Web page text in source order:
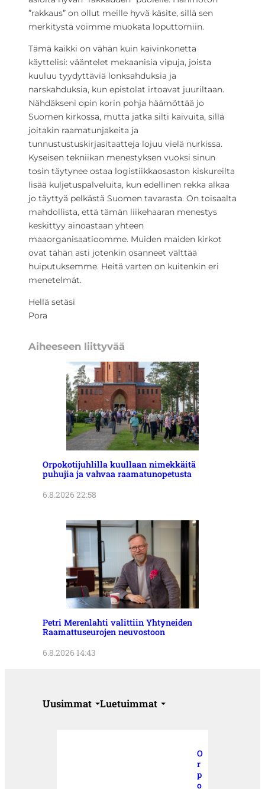
”rakkaus” on ollut meille hyvä käsite, sillä sen
merkitystä voimme muokata loputtomiin.
Tämä kaikki on vähän kuin kaivinkonetta
käyttelisi: vääntelet mekaanisia vipuja, joista
kuuluu tyydyttäviä lonksahduksia ja
narskahduksia, kun epistolat irtoavat juuriltaan.
Nähdäkseni opin korin pohja häämöttää jo
Suomen kirkossa, mutta jatka silti kaivuita, sillä
joitakin raamatunjakeita ja
tunnustustuskirjasitaatteja lojuu vielä nurkissa.
Kyseisen tekniikan menestyksen vuoksi sinun
tosin täytynee ostaa logistiikkaosaston kiskureilta
lisää kuljetuspalveluita, kun edellinen rekka alkaa
jo täyttyä pelkästä Suomen tavarasta. On toisaalta
mahdollista, että tämän liikehaaran menestys
keskittyy ainoastaan yhteen
maaorganisaatioomme. Muiden maiden kirkot
ovat tähän asti jotenkin osanneet välttää
huiputuksemme. Heitä varten on kuitenkin eri
menetelmät.
Hellä setäsi
Pora
Aiheeseen liittyvää
Orpokotijuhlilla kuullaan nimekkäitä
puhujia ja vahvaa raamatunopetusta
6.8.2026 22:58
Petri Merenlahti valittiin Yhtyneiden
Raamattuseurojen neuvostoon
6.8.2026 14:43
Uusimmat Luetuimmat
O
r
p
o